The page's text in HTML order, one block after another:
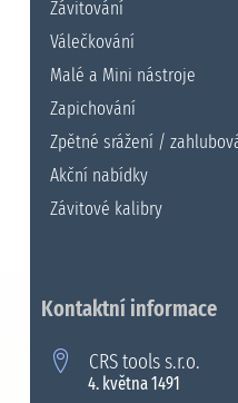
Závitování
Válečkování
Malé a Mini nástroje
Zapichování
Zpětné srážení /
Akční nabídky
Závitové kalibry
Kontaktní informace
CRS tools s.r.o.
4. května 1491